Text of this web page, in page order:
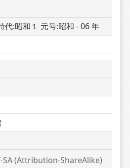
代:昭和１ 元号:昭和 - 06 年
SA (Attribution-ShareAlike)